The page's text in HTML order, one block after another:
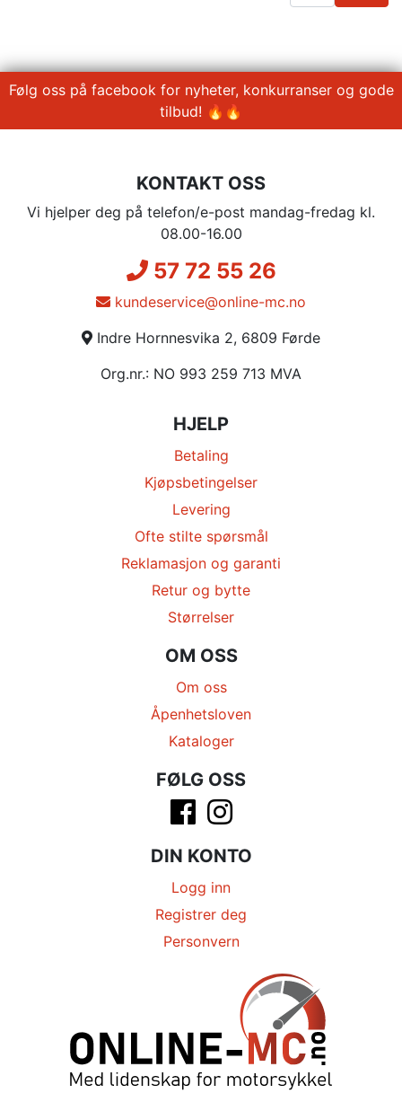
Følg oss på facebook for nyheter, konkurranser og gode
tilbud! 🔥🔥
KONTAKT OSS
Vi hjelper deg på telefon/e-post mandag-fredag kl.
08.00-16.00
57 72 55 26
kundeservice@online-mc.no
Indre Hornnesvika 2, 6809 Førde
Org.nr.: NO 993 259 713 MVA
HJELP
Betaling
Kjøpsbetingelser
Levering
Ofte stilte spørsmål
Reklamasjon og garanti
Retur og bytte
Størrelser
OM OSS
Om oss
Åpenhetsloven
Kataloger
FØLG OSS
DIN KONTO
Logg inn
Registrer deg
Personvern